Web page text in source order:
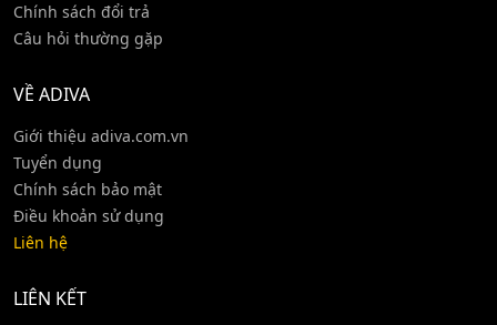
Chính sách đổi trả
Câu hỏi thường gặp
VỀ ADIVA
Giới thiệu adiva.com.vn
Tuyển dụng
Chính sách bảo mật
Điều khoản sử dụng
Liên hệ
LIÊN KẾT